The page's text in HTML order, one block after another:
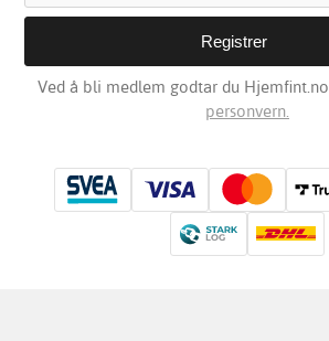
Ved å bli medlem godtar du Hjemfint.no
personvern.